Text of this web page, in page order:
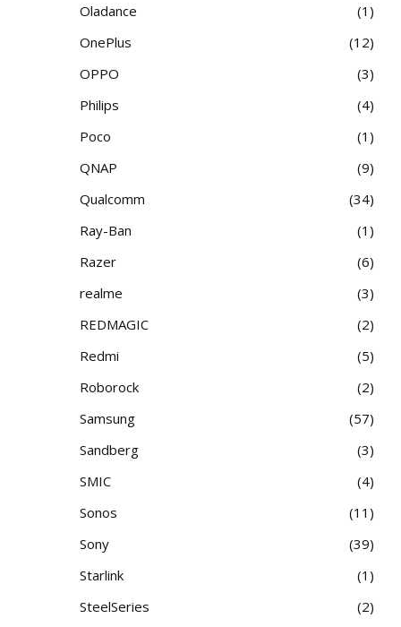
Oladance
1
OnePlus
12
OPPO
3
Philips
4
Poco
1
QNAP
9
Qualcomm
34
Ray-Ban
1
Razer
6
realme
3
REDMAGIC
2
Redmi
5
Roborock
2
Samsung
57
Sandberg
3
SMIC
4
Sonos
11
Sony
39
Starlink
1
SteelSeries
2